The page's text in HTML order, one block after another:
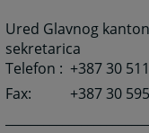
Ured Glavnog
sekretarica
Telefon : +387 30
Fax:
+387 30